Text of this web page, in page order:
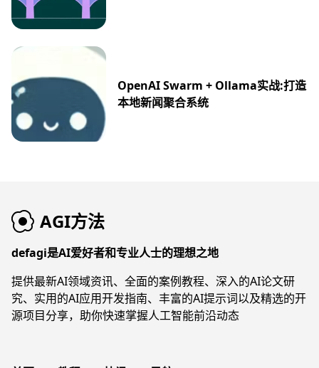
OpenAI Swarm + Ollama实战:打造
本地新闻聚合系统
AGI方法
defagi是AI爱好者和专业人士的理想之地
提供最新AI领域资讯、全面的案例教程、深入的AI论文研
究、实用的AI应用开发指南、丰富的AI提示词以及精选的开
源项目分享，助你快速掌握人工智能前沿动态